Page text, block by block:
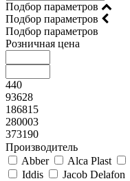
Подбор параметров
Подбор параметров
Подбор параметров
Розничная цена
440
93628
186815
280003
373190
Производитель
Abber
Alca Plast
Iddis
Jacob Delafon